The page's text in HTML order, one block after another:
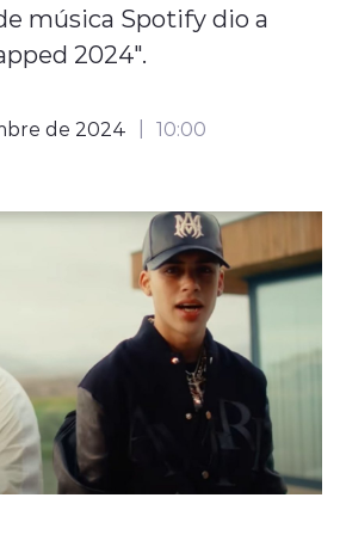
música Spotify dio a
2024".
de 2024 10:00